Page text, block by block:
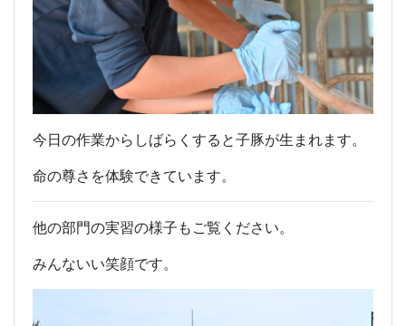
今日の作業からしばらくすると子豚が生まれます。
命の尊さを体験できています。
他の部門の実習の様子もご覧ください。
みんないい笑顔です。